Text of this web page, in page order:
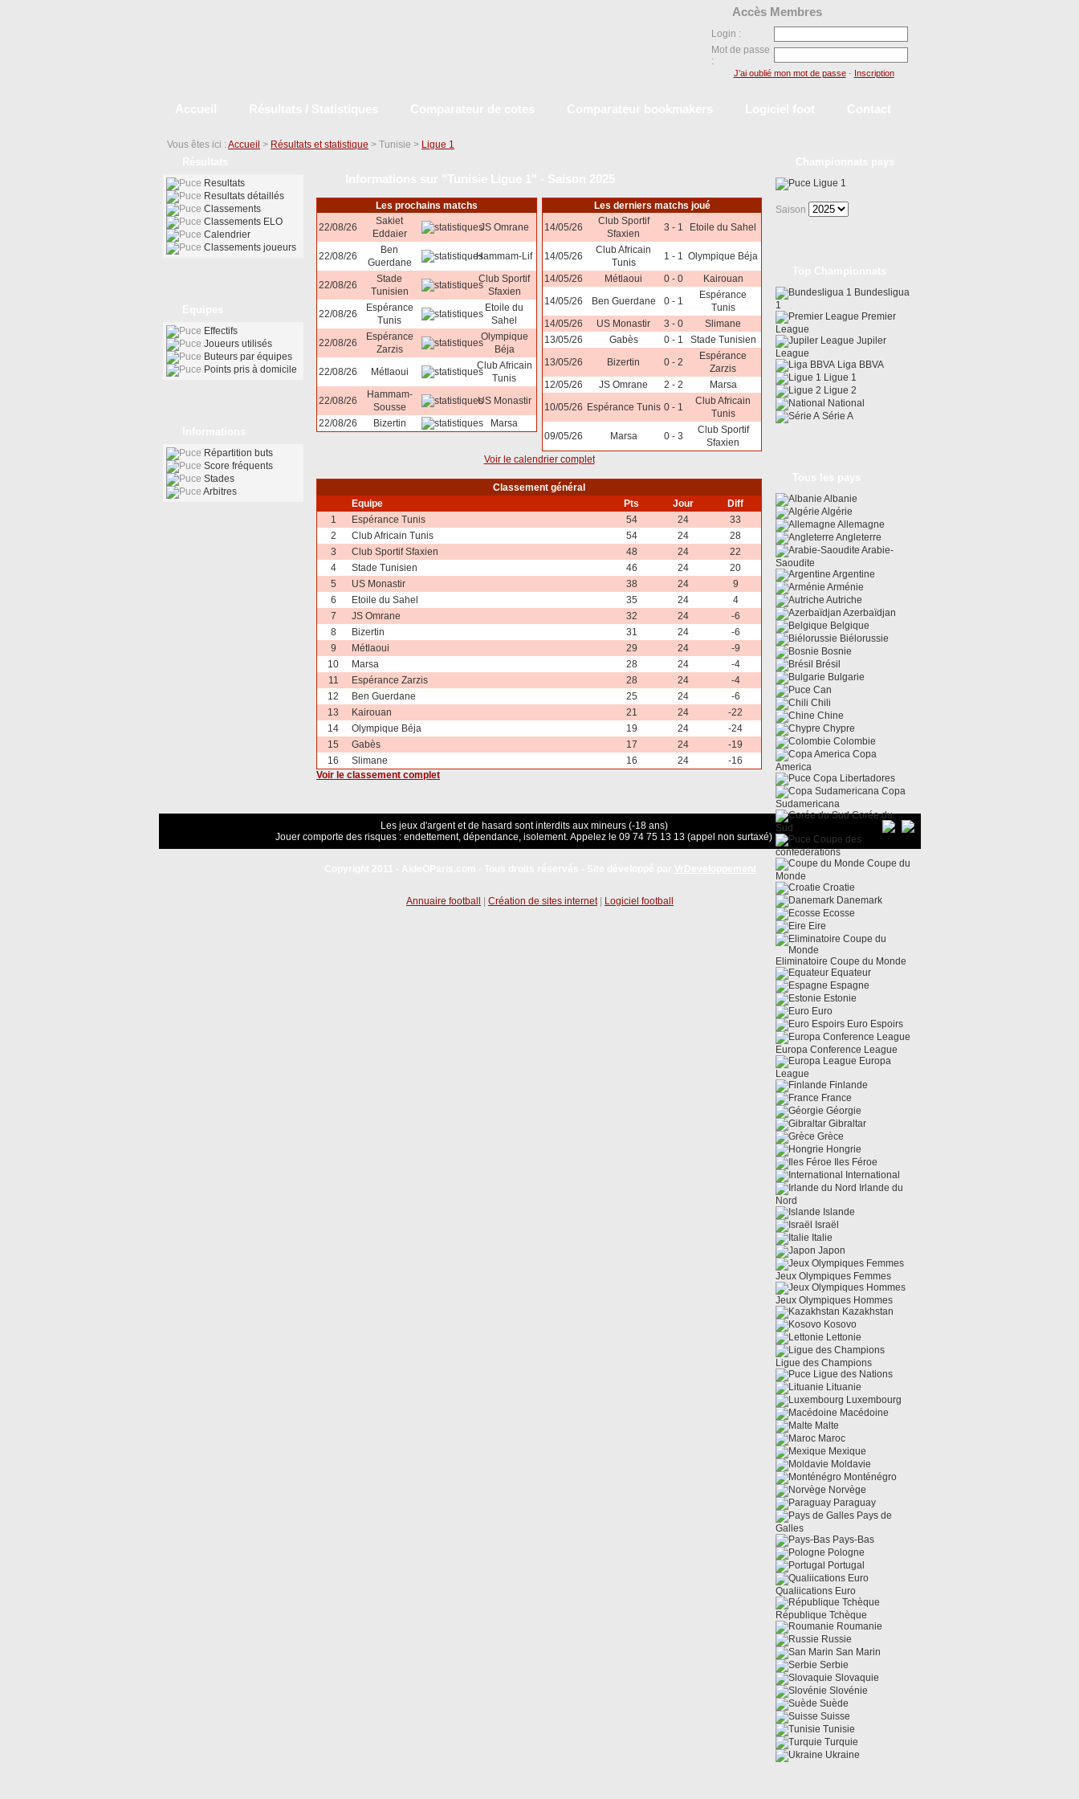
Vous êtes ici : Accueil > Résultats et statistique > Tunisie > Ligue 1
Les prochains matchs
22/08/26
Sakiet
Eddaier
JS Omrane
22/08/26
Ben
Guerdane
Hammam-Lif
22/08/26
Stade
Tunisien
Club Sportif
Sfaxien
22/08/26
Espérance
Tunis
Etoile du
Sahel
22/08/26
Espérance
Zarzis
Olympique
Béja
22/08/26
Métlaoui
Club Africain
Tunis
22/08/26
Hammam-
Sousse
US Monastir
22/08/26
Bizertin Marsa
Les derniers matchs joué
14/05/26
Club Sportif
Sfaxien
3 - 1 Etoile du Sahel
14/05/26
Club Africain
Tunis
1 - 1 Olympique Béja
14/05/26
Métlaoui 0 - 0
Kairouan
14/05/26
Ben Guerdane 0 - 1
Espérance
Tunis
14/05/26
US Monastir 3 - 0
Slimane
13/05/26
Gabès 0 - 1
Stade Tunisien
13/05/26
Bizertin 0 - 2
Espérance
Zarzis
12/05/26
JS Omrane 2 - 2
Marsa
10/05/26 Espérance Tunis 0 - 1
Club Africain
Tunis
09/05/26
Marsa 0 - 3
Club Sportif
Sfaxien
Voir le calendrier complet
Classement général
Equipe
Pts Jour
Diff
1
Espérance Tunis 54 24
33
2
Club Africain Tunis 54 24
28
3
Club Sportif Sfaxien 48 24
22
4
Stade Tunisien 46 24
20
5
US Monastir 38 24
9
6
Etoile du Sahel 35 24
4
7
JS Omrane 32 24
-6
8
Bizertin 31 24
-6
9
Métlaoui 29 24
-9
10
Marsa 28 24
-4
11
Espérance Zarzis 28 24
-4
12
Ben Guerdane 25 24
-6
13
Kairouan 21 24
-22
14
Olympique Béja 19 24
-24
15
Gabès 17 24
-19
16
Slimane 16 24
-16
Voir le classement complet
Resultats
Resultats détaillés
Classements
Classements ELO
Calendrier
Classements joueurs
Effectifs
Joueurs utilisés
Buteurs par équipes
Points pris à domicile
Répartition buts
Score fréquents
Stades
Arbitres
Ligue 1
Saison
Bundesligua
1
Premier
League
Jupiler
League
Liga BBVA
Ligue 1
Ligue 2
National
Série A
Albanie
Algérie
Allemagne
Angleterre
Arabie-
Saoudite
Argentine
Arménie
Autriche
Azerbaïdjan
Belgique
Biélorussie
Bosnie
Brésil
Bulgarie
Can
Chili
Chine
Chypre
Colombie
Copa
America
Copa Libertadores
Copa
Sudamericana
Corée du
Sud
Coupe des
confédérations
Coupe du
Monde
Croatie
Danemark
Ecosse
Eire
Eliminatoire Coupe du Monde
Equateur
Espagne
Estonie
Euro
Euro Espoirs
Europa Conference League
Europa
League
Finlande
France
Géorgie
Gibraltar
Grèce
Hongrie
Iles Féroe
International
Irlande du
Nord
Islande
Israël
Italie
Japon
Jeux Olympiques Femmes
Jeux Olympiques Hommes
Kazakhstan
Kosovo
Lettonie
Ligue des Champions
Ligue des Nations
Lituanie
Luxembourg
Macédoine
Malte
Maroc
Mexique
Moldavie
Monténégro
Norvège
Paraguay
Pays de
Galles
Pays-Bas
Pologne
Portugal
Qualiications Euro
République Tchèque
Roumanie
Russie
San Marin
Serbie
Slovaquie
Slovénie
Suède
Suisse
Tunisie
Turquie
Ukraine
Les jeux d'argent et de hasard sont interdits aux mineurs (-18 ans)
Jouer comporte des risques : endettement, dépendance, isolement. Appelez le 09 74 75 13 13 (appel non surtaxé)
Annuaire football Création de sites internet| Logiciel football
Accès Membres
Login :
Mot de passe
:
J’ai oublié mon mot de passe- Inscription